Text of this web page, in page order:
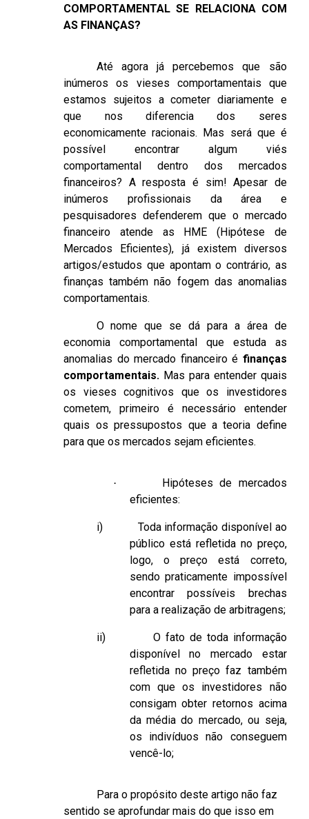
COMPORTAMENTAL SE RELACIONA COM
AS FINANÇAS?
Até agora já percebemos que são
inúmeros os vieses comportamentais que
estamos sujeitos a cometer diariamente e
que nos diferencia dos seres
economicamente racionais. Mas será que é
possível encontrar algum viés
comportamental dentro dos mercados
financeiros? A resposta é sim! Apesar de
inúmeros profissionais da área e
pesquisadores defenderem que o mercado
financeiro atende as HME (Hipótese de
Mercados Eficientes), já existem diversos
artigos/estudos que apontam o contrário, as
finanças também não fogem das anomalias
comportamentais.
O nome que se dá para a área de
economia comportamental que estuda as
anomalias do mercado financeiro é finanças
comportamentais. Mas para entender quais
os vieses cognitivos que os investidores
cometem, primeiro é necessário entender
quais os pressupostos que a teoria define
para que os mercados sejam eficientes.
·
Hipóteses de mercados
eficientes:
i)
Toda informação disponível ao
público está refletida no preço,
logo, o preço está correto,
sendo praticamente impossível
encontrar possíveis brechas
para a realização de arbitragens;
ii)
O fato de toda informação
disponível no mercado estar
refletida no preço faz também
com que os investidores não
consigam obter retornos acima
da média do mercado, ou seja,
os indivíduos não conseguem
vencê-lo;
Para o propósito deste artigo não faz
sentido se aprofundar mais do que isso em